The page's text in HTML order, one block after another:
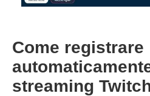
Come registrare
streaming